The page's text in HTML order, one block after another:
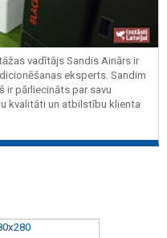
vadītājs Sandis Ainārs ir
eksperts. Sandim
ir pārliecināts par savu
kvalitāti un atbilstību klienta